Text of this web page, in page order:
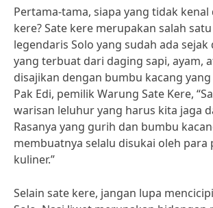
Pertama-tama, siapa yang tidak kenal
kere? Sate kere merupakan salah
legendaris Solo yang sudah ada sejak
yang terbuat dari daging sapi, ayam,
disajikan dengan bumbu kacang
Pak Edi, pemilik Warung Sate Kere,
warisan leluhur yang harus kita jaga
Rasanya yang gurih dan bumbu
membuatnya selalu disukai oleh para
kuliner.”
Selain sate kere, jangan lupa